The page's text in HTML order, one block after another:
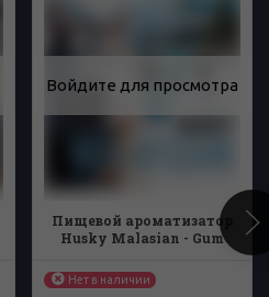
Войдите для просмотра
Пищевой ароматизатор
Husky Malasian - Gum
Нет в наличии